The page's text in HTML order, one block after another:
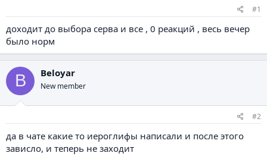
м
ы
а
л
#1
доходит до выбора серва и все , 0 реакций , весь вечер
было норм
B Beloyar
New member
#2
да в чате какие то иероглифы написали и после этого
зависло, и теперь не заходит